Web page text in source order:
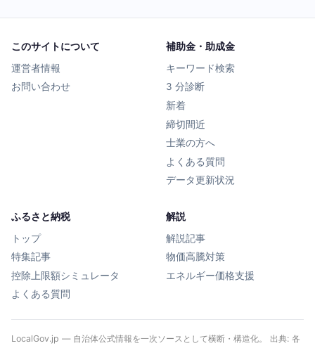
このサイトについて
運営者情報
お問い合わせ
補助金・助成金
キーワード検索
3 分診断
新着
締切間近
士業の方へ
よくある質問
データ更新状況
ふるさと納税
トップ
特集記事
控除上限額シミュレータ
よくある質問
解説
解説記事
物価高騰対策
エネルギー価格支援
LocalGov.jp — 自治体公式情報を一次ソースとして横断・構造化。 出典: 各